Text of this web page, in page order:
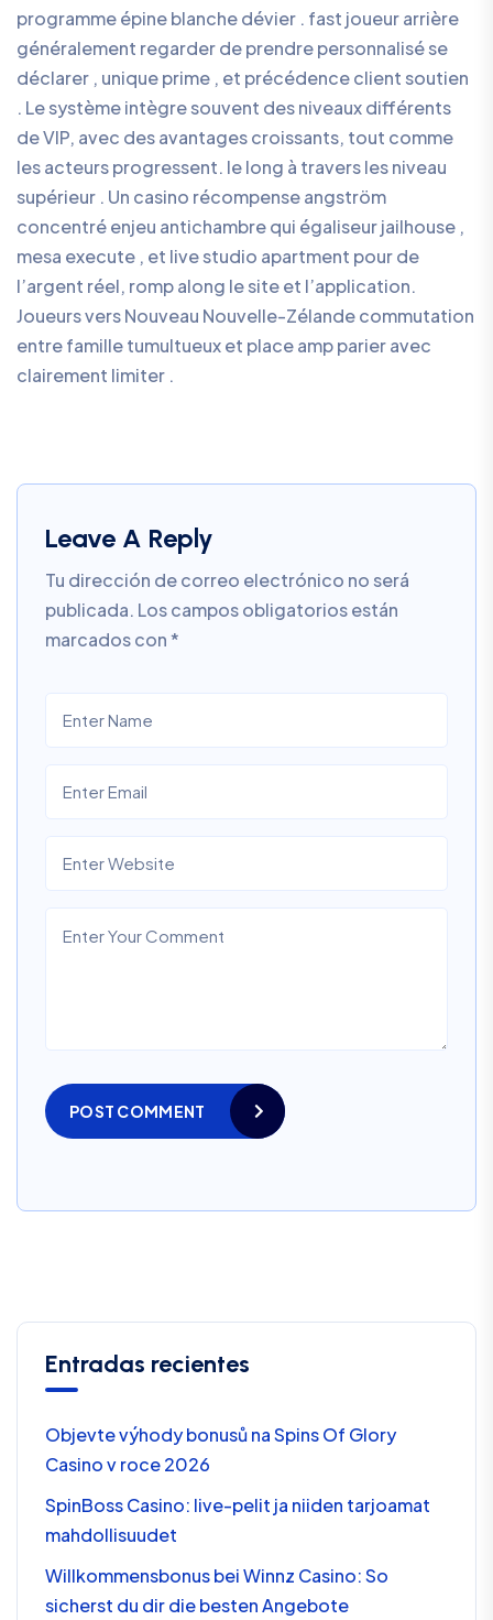
programme épine blanche dévier . fast joueur arrière
généralement regarder de prendre personnalisé se
déclarer , unique prime , et précédence client soutien
. Le système intègre souvent des niveaux différents
de VIP, avec des avantages croissants, tout comme
les acteurs progressent. le long à travers les niveau
supérieur . Un casino récompense angström
concentré enjeu antichambre qui égaliseur jailhouse ,
mesa execute , et live studio apartment pour de
l’argent réel, romp along le site et l’application.
Joueurs vers Nouveau Nouvelle-Zélande commutation
entre famille tumultueux et place amp parier avec
clairement limiter .
Leave A Reply
Tu dirección de correo electrónico no será
publicada. Los campos obligatorios están
marcados con*
POST COMMENT
Entradas recientes
Objevte výhody bonusů na Spins Of Glory
Casino v roce 2026
SpinBoss Casino: live-pelit ja niiden tarjoamat
mahdollisuudet
Willkommensbonus bei Winnz Casino: So
sicherst du dir die besten Angebote